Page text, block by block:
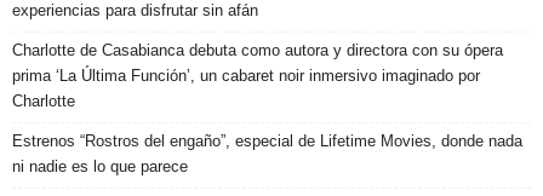
experiencias para disfrutar sin afán
Charlotte de Casabianca debuta como autora y directora con su ópera
prima ‘La Última Función’, un cabaret noir inmersivo imaginado por
Charlotte
Estrenos “Rostros del engaño”, especial de Lifetime Movies, donde nada
ni nadie es lo que parece